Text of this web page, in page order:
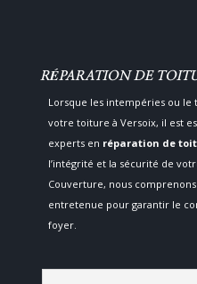
RÉPARATION DE
Lorsque les intempéries ou le
votre toiture à Versoix, il est
experts en réparation de
l’intégrité et la sécurité de
Couverture, nous
entretenue pour garantir le
foyer.